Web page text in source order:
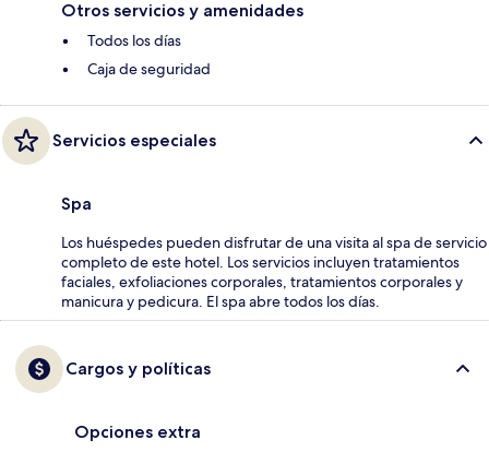
Otros servicios y amenidades
Todos los días
Caja de seguridad
Servicios especiales
Spa
Los huéspedes pueden disfrutar de una visita al spa de servicio
completo de este hotel. Los servicios incluyen tratamientos
faciales, exfoliaciones corporales, tratamientos corporales y
manicura y pedicura. El spa abre todos los días.
Cargos y políticas
Opciones extra